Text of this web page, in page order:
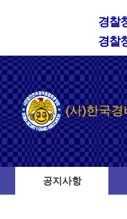
경찰
경찰
(사)한국경
공지사항